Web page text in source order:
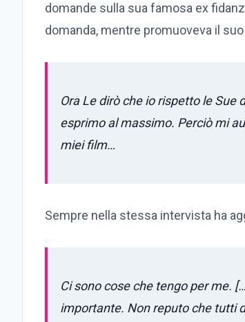
domande sulla sua famosa ex
domanda, mentre promuoveva il
Ora Le dirò che io rispetto le
esprimo al massimo. Perciò mi
miei film…
Sempre nella stessa intervista ha
Ci sono cose che tengo per me.
importante. Non reputo che tutti